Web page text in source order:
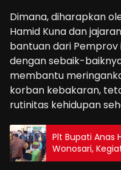
Dimana, diharapkan
Hamid Kuna dan
bantuan dari
dengan sebaik-
membantu
korban kebakaran,
rutinitas kehidupan
Plt Bupati Anas
Wonosari,